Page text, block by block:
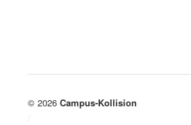
© 2026 Campus-Kollision
/